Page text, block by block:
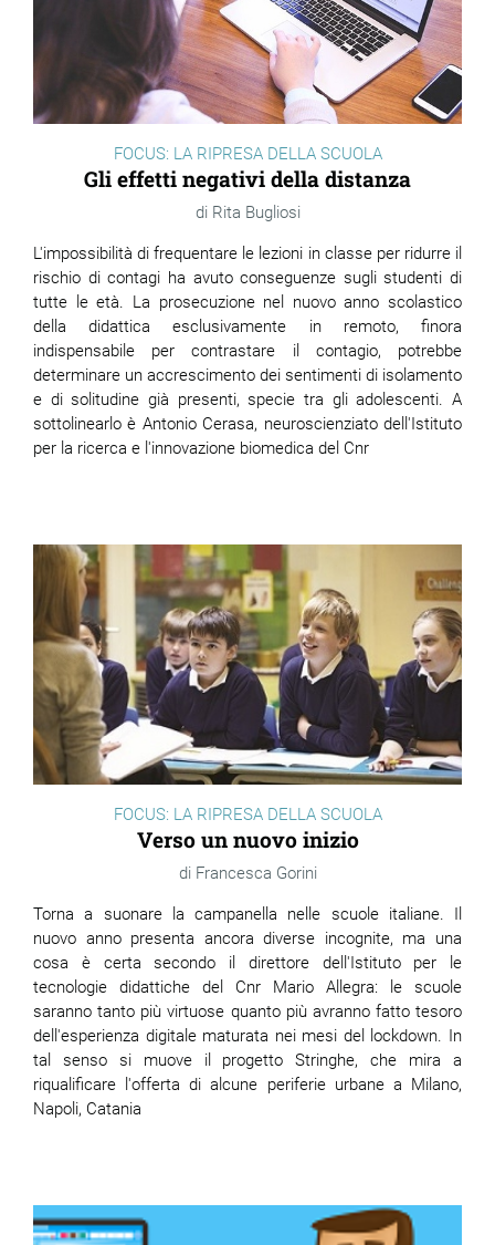
FOCUS: LA RIPRESA DELLA SCUOLA
Gli effetti negativi della distanza
Rita Bugliosi
L'impossibilità di frequentare le lezioni in classe per ridurre il
rischio di contagi ha avuto conseguenze sugli studenti di
tutte le età. La prosecuzione nel nuovo anno scolastico
della didattica esclusivamente in remoto, finora
indispensabile per contrastare il contagio, potrebbe
determinare un accrescimento dei sentimenti di isolamento
e di solitudine già presenti, specie tra gli adolescenti. A
sottolinearlo è Antonio Cerasa, neuroscienziato dell'Istituto
per la ricerca e l'innovazione biomedica del Cnr
FOCUS: LA RIPRESA DELLA SCUOLA
Verso un nuovo inizio
Francesca Gorini
Torna a suonare la campanella nelle scuole italiane. Il
nuovo anno presenta ancora diverse incognite, ma una
cosa è certa secondo il direttore dell'Istituto per le
tecnologie didattiche del Cnr Mario Allegra: le scuole
saranno tanto più virtuose quanto più avranno fatto tesoro
dell'esperienza digitale maturata nei mesi del lockdown. In
tal senso si muove il progetto Stringhe, che mira a
riqualificare l'offerta di alcune periferie urbane a Milano,
Napoli, Catania